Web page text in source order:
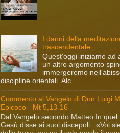
I danni della
trascendentale
Quest'oggi iniziamo ad
un altro argomento
immergeremo
discipline orientali. Alc...
Commento al Vangelo di Don Luigi
Epicoco - Mt 5,13-16
Dal Vangelo secondo Matteo In quel
Gesù disse ai suoi discepoli: «Voi